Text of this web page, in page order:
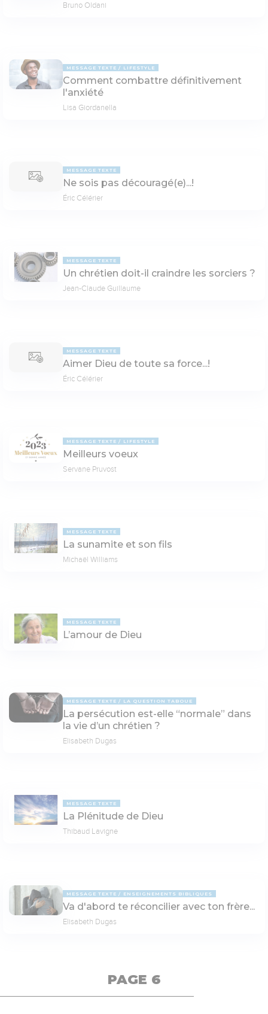
Bruno Oldani
MESSAGE TEXTE LIFESTYLE
Comment combattre définitivement
l'anxiété
Lisa Giordanella
MESSAGE TEXTE
Ne sois pas découragé(e)...!
Éric Célérier
MESSAGE TEXTE
Un chrétien doit-il craindre les sorciers ?
Jean-Claude Guillaume
MESSAGE TEXTE
Aimer Dieu de toute sa force...!
Éric Célérier
MESSAGE TEXTE LIFESTYLE
Meilleurs voeux
Servane Pruvost
MESSAGE TEXTE
La sunamite et son fils
Michaël Williams
MESSAGE TEXTE
L’amour de Dieu
MESSAGE TEXTE LA QUESTION TABOUE
La persécution est-elle “normale” dans
la vie d’un chrétien ?
Elisabeth Dugas
MESSAGE TEXTE
La Plénitude de Dieu
Thibaud Lavigne
MESSAGE TEXTE ENSEIGNEMENTS BIBLIQUES
Va d'abord te réconcilier avec ton frère...
Elisabeth Dugas
PAGE 6